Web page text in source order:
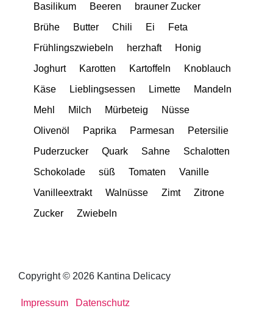
Basilikum
Beeren
brauner Zucker
Brühe
Butter Chili Ei
Feta
Frühlingszwiebeln
herzhaft
Honig
Joghurt
Karotten Kartoffeln
Knoblauch
Käse
Lieblingsessen Limette
Mandeln
Mehl
Milch Mürbeteig
Nüsse
Olivenöl
Paprika Parmesan
Petersilie
Puderzucker
Quark Sahne
Schalotten
Schokolade
süß Tomaten
Vanille
Vanilleextrakt
Walnüsse Zimt
Zitrone
Zucker
Zwiebeln
Copyright © 2026 Kantina Delicacy
Impressum
Datenschutz